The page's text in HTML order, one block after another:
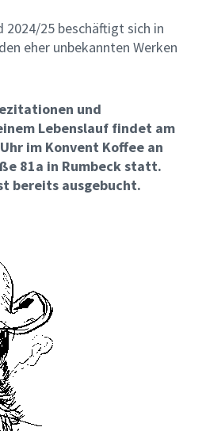
2024/25 beschäftigt sich in
eher unbekannten Werken
und
Lebenslauf findet am
im Konvent Koffee an
81a in Rumbeck statt.
bereits ausgebucht.